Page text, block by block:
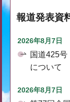
報道発表資
2026年8月7日
国道425
について
2026年8月7日